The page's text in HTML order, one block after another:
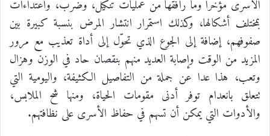
الأسرى مؤخرا وما رافقها من عمليات تنكيل، وضرب، واعتداءات
بمختلف أشكالها، وكذلك استمرار انتشار المرض بنسبة كبيرة بين
صفوفهم، إضافة إلى الجوع الذي تحوّل إلى أداة تعذيب مع مرور
المزيد من الوقت وإصابة العديد منهم بنقصان حاد في الوزن وهزال
وتعب، هذا عدا عن جملة من التفاصيل الكثيفة، واليومية التي
تتعلق بانعدام توفر أدنى مقومات الحياة، ومنها شح الملابس،
والأدوات التي يمكن أن تسهم في حفاظ الأسرى على نظافتهم.